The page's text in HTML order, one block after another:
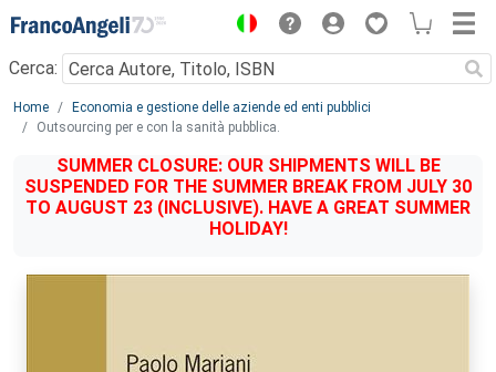
Menu
Cerca:
Main content
Home
Economia e gestione delle aziende ed enti pubblici
Outsourcing per e con la sanità pubblica.
SUMMER CLOSURE: OUR SHIPMENTS WILL BE
SUSPENDED FOR THE SUMMER BREAK FROM JULY 30
TO AUGUST 23 (INCLUSIVE). HAVE A GREAT SUMMER
HOLIDAY!